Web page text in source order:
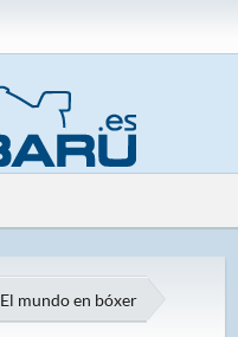
El mundo en bóxer